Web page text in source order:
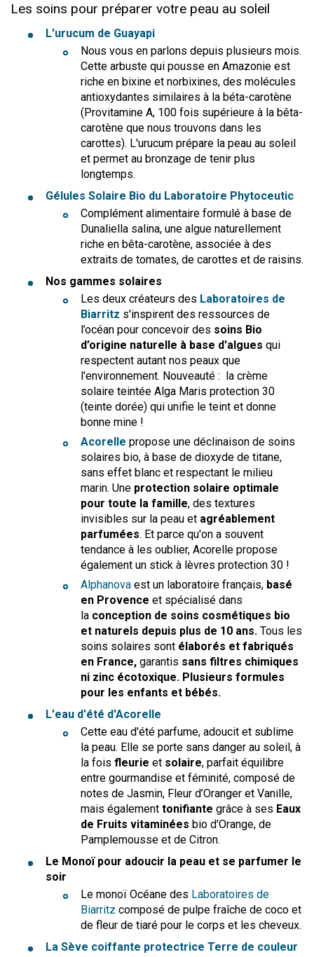
Les soins pour préparer votre peau au soleil
L'urucum de Guayapi
Nous vous en parlons depuis plusieurs mois.
Cette arbuste qui pousse en Amazonie est
riche en bixine et norbixines, des molécules
antioxydantes similaires à la béta-carotène
(Provitamine A, 100 fois supérieure à la bêta-
carotène que nous trouvons dans les
carottes). L'urucum prépare la peau au soleil
et permet au bronzage de tenir plus
longtemps.
Gélules Solaire Bio du Laboratoire Phytoceutic
Complément alimentaire formulé à base de
Dunaliella salina, une algue naturellement
riche en bêta-carotène, associée à des
extraits de tomates, de carottes et de raisins.
Nos gammes solaires
Les deux créateurs des Laboratoires de
Biarritz s'inspirent des ressources de
l’océan pour concevoir des soins Bio
d’origine naturelle à base d'algues qui
respectent autant nos peaux que
l'environnement. Nouveauté : la crème
solaire teintée Alga Maris protection 30
(teinte dorée) qui unifie le teint et donne
bonne mine !
Acorelle propose une déclinaison de soins
solaires bio, à base de dioxyde de titane,
sans effet blanc et respectant le milieu
marin. Une protection solaire optimale
pour toute la famille, des textures
invisibles sur la peau et agréablement
parfumées. Et parce qu'on a souvent
tendance à les oublier, Acorelle propose
également un stick à lèvres protection 30 !
Alphanova est un laboratoire français, basé
en Provence et spécialisé dans
la conception de soins cosmétiques bio
et naturels depuis plus de 10 ans. Tous les
soins solaires sont élaborés et fabriqués
en France, garantis sans filtres chimiques
ni zinc écotoxique. Plusieurs formules
pour les enfants et bébés.
L'eau d'été d'Acorelle
Cette eau d'été parfume, adoucit et sublime
la peau. Elle se porte sans danger au soleil, à
la fois fleurie et solaire, parfait équilibre
entre gourmandise et féminité, composé de
notes de Jasmin, Fleur d’Oranger et Vanille,
mais également tonifiante grâce à ses Eaux
de Fruits vitaminées bio d'Orange, de
Pamplemousse et de Citron.
Le Monoï pour adoucir la peau et se parfumer le
soir
Le monoï Océane des Laboratoires de
Biarritz composé de pulpe fraîche de coco et
de fleur de tiaré pour le corps et les cheveux.
La Sève coiffante protectrice Terre de couleur